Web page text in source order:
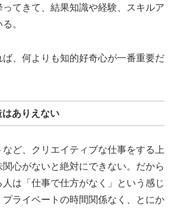
てきて、結果知識や経験、スキルア
。
ば、何よりも知的好奇心が一番重要だ
ありえない
ど、クリエイティブな仕事をする上
心がないと絶対にできない。だから
は「仕事で仕方がなく」という感じ
ライベートの時間関係なく、とにか